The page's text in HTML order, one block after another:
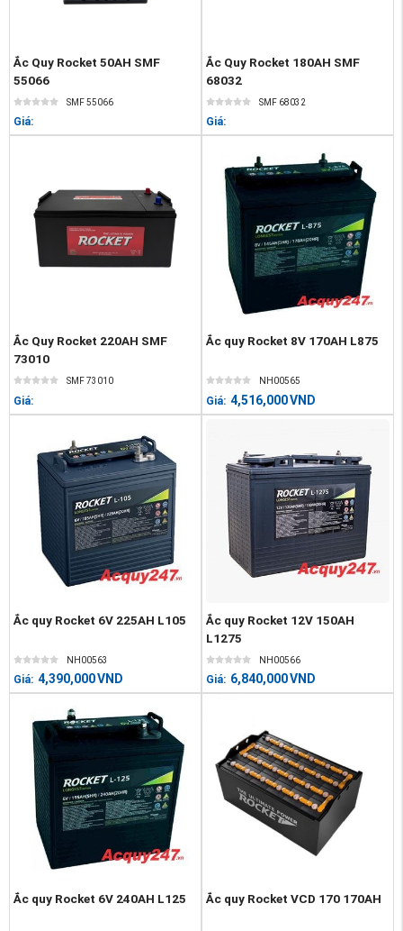
Ắc Quy Rocket 50AH SMF
55066
SMF 55066
Giá:
Ắc Quy Rocket 180AH SMF
68032
SMF 68032
Giá:
Ắc Quy Rocket 220AH SMF
73010
SMF 73010
Giá:
Ắc quy Rocket 8V 170AH L875
NH00565
Giá: 4,516,000VND
Ắc quy Rocket 6V 225AH L105
NH00563
Giá: 4,390,000VND
Ắc quy Rocket 12V 150AH
L1275
NH00566
Giá: 6,840,000VND
Ắc quy Rocket 6V 240AH L125 Ắc quy Rocket VCD 170 170AH